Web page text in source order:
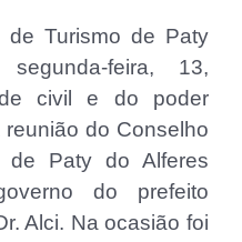
de Turismo de Paty
feira, 13,
civil e do poder
do Conselho
de Paty do Alferes
do prefeito
Alci. Na ocasião foi